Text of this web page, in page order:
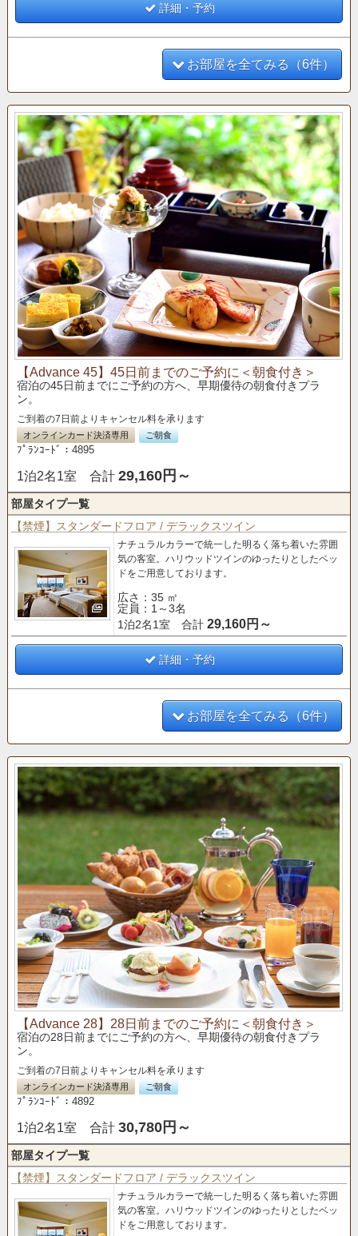
詳細・予約
お部屋を全てみる（6件）
【Advance 45】45日前までのご予約に＜朝食付き＞
宿泊の45日前までにご予約の方へ、早期優待の朝食付きプラ
ン。
ご到着の7日前よりキャンセル料を承ります
オンラインカード決済専用 ご朝食
ﾌﾟﾗﾝｺｰﾄﾞ：4895
1泊2名1室 合計 29,160円～
部屋タイプ一覧
【禁煙】スタンダードフロア / デラックスツイン
ナチュラルカラーで統一した明るく落ち着いた雰囲
気の客室。 ハリウッドツインのゆったりとしたベッ
ドをご用意しております。
広さ：35 ㎡
定員：1～3名
1泊2名1室 合計 29,160円～
詳細・予約
お部屋を全てみる（6件）
【Advance 28】28日前までのご予約に＜朝食付き＞
宿泊の28日前までにご予約の方へ、早期優待の朝食付きプラ
ン。
ご到着の7日前よりキャンセル料を承ります
オンラインカード決済専用 ご朝食
ﾌﾟﾗﾝｺｰﾄﾞ：4892
1泊2名1室 合計 30,780円～
部屋タイプ一覧
【禁煙】スタンダードフロア / デラックスツイン
ナチュラルカラーで統一した明るく落ち着いた雰囲
気の客室。 ハリウッドツインのゆったりとしたベッ
ドをご用意しております。